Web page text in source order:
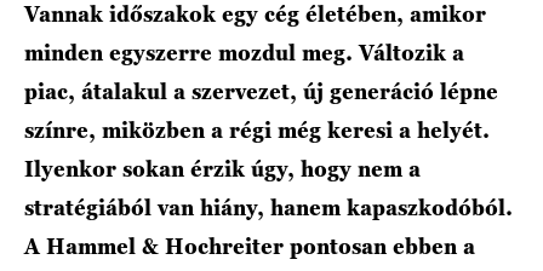
Vannak időszakok egy cég életében, amikor
minden egyszerre mozdul meg. Változik a
piac, átalakul a szervezet, új generáció lépne
színre, miközben a régi még keresi a helyét.
Ilyenkor sokan érzik úgy, hogy nem a
stratégiából van hiány, hanem kapaszkodóból.
A Hammel & Hochreiter pontosan ebben a